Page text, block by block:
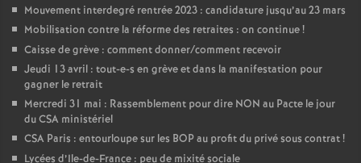
Mouvement interdegré rentrée 2023 : candidature jusqu’au 23 mars
Mobilisation contre la réforme des retraites : on continue!
Caisse de grève : comment donner/comment recevoir
Jeudi 13 avril : tout-e-s en grève et dans la manifestation pour
gagner le retrait
Mercredi 31 mai : Rassemblement pour dire NON au Pacte le jour
du CSA ministériel
CSA Paris : entourloupe sur les BOP au profit du privé sous contrat!
Lycées d’Ile-de-France : peu de mixité sociale